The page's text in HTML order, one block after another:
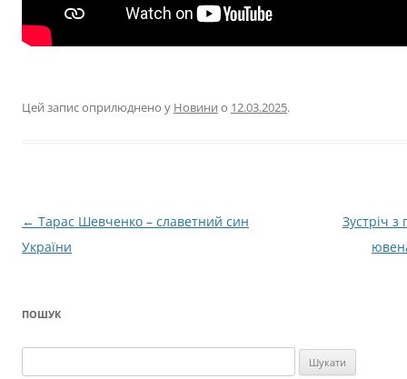
Цей запис оприлюднено у Новини о 12.03.2025.
Навігація
по
← Тарас Шевченко – славетний син
України
Зустріч
ПОШУК